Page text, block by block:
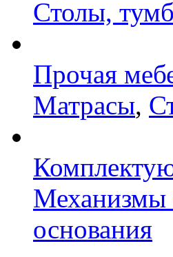
Столы,
Прочая
Матрасы,
Механизмы
основания